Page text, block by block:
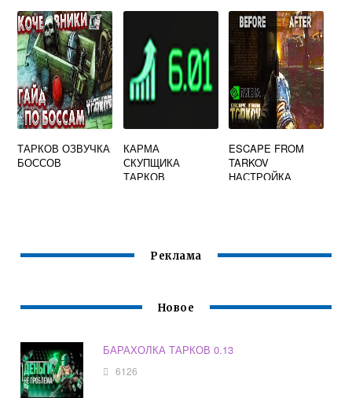
ТАРКОВ ОЗВУЧКА
БОССОВ
КАРМА
СКУПЩИКА
ТАРКОВ
ESCAPE FROM
TARKOV
НАСТРОЙКА
Реклама
Новое
БАРАХОЛКА ТАРКОВ 0.13
6126